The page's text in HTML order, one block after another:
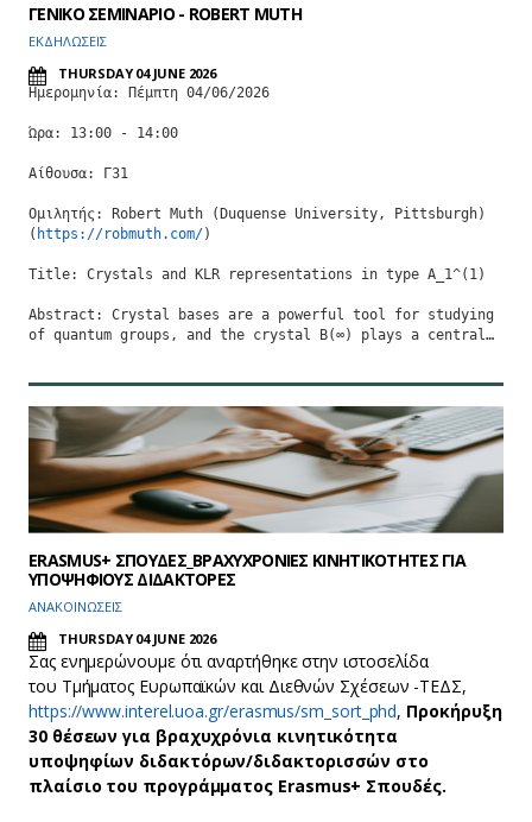
ΓΕΝΙΚΟ ΣΕΜΙΝΑΡΙΟ - ROBERT MUTH
ΕΚΔΗΛΩΣΕΙΣ
THURSDAY 04 JUNE 2026
Ημερομηνία: Πέμπτη 04/06/2026
Ώρα: 13:00 - 14:00
Αίθουσα: Γ31
Ομιλητής: Robert Muth (Duquense University, Pittsburgh)
( https://robmuth.com/)
Title: Crystals and KLR representations in type A_1^(1)
Abstract: Crystal bases are a powerful tool for studying
of quantum groups, and the crystal B(∞) plays a central…
ERASMUS+ ΣΠΟΥΔΕΣ_ΒΡΑΧΥΧΡΟΝΙΕΣ ΚΙΝΗΤΙΚΟΤΗΤΕΣ ΓΙΑ
ΥΠΟΨΗΦΙΟΥΣ ΔΙΔΑΚΤΟΡΕΣ
ΑΝΑΚΟΙΝΩΣΕΙΣ
THURSDAY 04 JUNE 2026
Σας ενημερώνουμε ότι αναρτήθηκε στην ιστοσελίδα
του Τμήματος Ευρωπαϊκών και Διεθνών Σχέσεων -ΤΕΔΣ,
https://www.interel.uoa.gr/erasmus/sm_sort_phd, Προκήρυξη
30 θέσεων για βραχυχρόνια κινητικότητα
υποψηφίων διδακτόρων/διδακτορισσών στο
πλαίσιο του προγράμματος Erasmus+ Σπουδές.